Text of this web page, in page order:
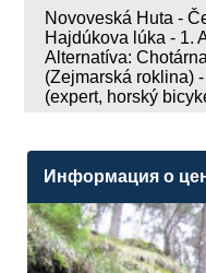
Novoveská Huta -
Hajdúkova lúka - 1.
Alternatíva:
(Zejmarská roklina)
(expert, horský
Информация о